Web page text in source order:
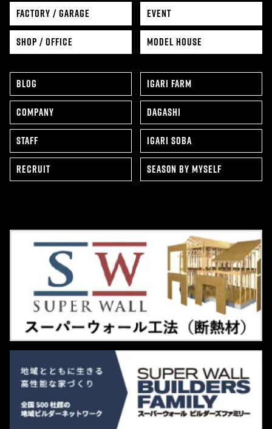
FACTORY / GARAGE
EVENT
SHOP / OFFICE
MODEL HOUSE
BLOG
IGARI FARM
COMPANY
DAGASHI
STAFF
IGARI SOBA
RECRUIT
SEAS0N BY MYSELF